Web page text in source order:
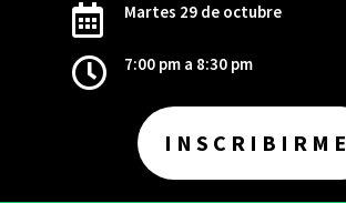
 Martes 29 de octubre
 7:00 pm a 8:30 pm
INSCRIBIRME